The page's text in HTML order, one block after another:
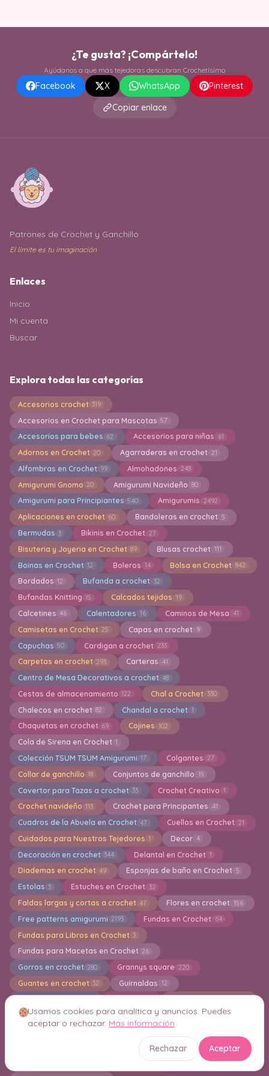
¿Te gusta? ¡Compártelo!
Ayúdanos a que más tejedoras descubran Crochetísimo
Facebook X WhatsApp
Pinterest
Copiar enlace
Patrones de Crochet y Ganchillo
El límite es tu imaginación
Enlaces
Inicio
Mi cuenta
Buscar
Explora todas las categorías
Accesorios crochet 319
Accesorios en Crochet para Mascotas 57
Accesorios para bebes 62 Accesorios para niñas 61
Adornos en Crochet 20 Agarraderas en crochet 21
Alfombras en Crochet 99 Almohadones 248
Amigurumi Gnomo 20 Amigurumi Navideño 80
Amigurumi para Principiantes 540 Amigurumis 2492
Aplicaciones en crochet 60 Bandoleras en crochet 5
Bermudas 3 Bikinis en Crochet 27
Bisuteria y Joyeria en Crochet 89 Blusas crochet 111
Boinas en Crochet 12 Boleros 14 Bolsa en Crochet 842
Bordados 12 Bufanda a crochet 32
Bufandas Knitting 15 Calcados tejidos 19
Calcetines 46 Calentadores 16 Caminos de Mesa 41
Camisetas en Crochet 25 Capas en crochet 9
Capuchas 50 Cardigan a crochet 233
Carpetas en crochet 293 Carteras 41
Centro de Mesa Decorativos a crochet 48
Cestas de almacenamiento 122 Chal a Crochet 330
Chalecos en crochet 82 Chandal a crochet 1
Chaquetas en crochet 69 Cojines 102
Cola de Sirena en Crochet 1
Colección TSUM TSUM Amigurumi 17 Colgantes 27
Collar de ganchillo 18 Conjuntos de ganchillo 15
Covertor para Tazas a crochet 33 Crochet Creativo 1
Crochet navideño 113 Crochet para Principantes 41
Cuadros de la Abuela en Crochet 47 Cuellos en Crochet 21
Cuidados para Nuestros Tejedores 1 Decor 4
Decoración en crochet 344 Delantal en Crochet 1
Diademas en crochet 49 Esponjas de baño en Crochet 5
Estolas 3 Estuches en Crochet 32
Faldas largas y cortas a crochet 47 Flores en crochet 156
Free patterns amigurumi 2193 Fundas en Crochet 64
Fundas para Libros en Crochet 3
Fundas para Macetas en Crochet 26
Gorros en crochet 280 Grannys square 220
Guantes en crochet 32 Guirnaldas 12
Indiviaduales en crochet 7 Jersey en Crochet 118
2
Limpiadoras de maquillaje en crochet 4
Usamos cookies para analítica y anuncios. Puedes
aceptar o rechazar. Más información
Rechazar Aceptar